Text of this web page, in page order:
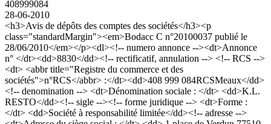
408999084
28-06-2010
<h3>Avis de dépôts des comptes des sociétés</h3><p
class="standardMargin"><em>Bodacc C n°20100037 publié le
28/06/2010</em></p><dl><!-- numero annonce --><dt>Annonce
n° </dt><dd>8830</dd><!-- rectificatif, annulation --> <!-- RCS -->
<dt> <abbr title="Registre du commerce et des
sociétés">n°RCS</abbr> :</dt><dd>408 999 084RCSMeaux</dd>
<!-- denomination --> <dt>Dénomination sociale : </dt> <dd>K.L.
RESTO</dd><!-- sigle --><!-- forme juridique --> <dt>Forme :
</dt> <dd>Société à responsabilité limitée</dd><!-- adresse -->